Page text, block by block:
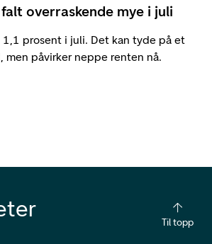
overraskende mye i juli
prosent i juli. Det kan tyde på et
men påvirker neppe renten nå.
Til topp